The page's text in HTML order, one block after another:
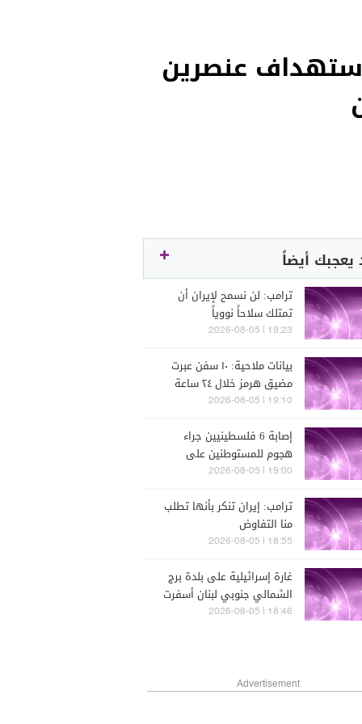
عنصرين
يعجبك أيضاً
ترامب: لن نسمح لإيران أن
تمتلك سلاحاً نووياً
19:23 | 2026-08-05
بيانات ملاحية: ١٠ سفن عبرت
مضيق هرمز خلال ٢٤ ساعة
الماضية
19:10 | 2026-08-05
إصابة 6 فلسطينيين جراء
هجوم للمستوطنين على
مسافر يطا جنوبي الخليل
19:00 | 2026-08-05
ترامب: إيران تنكر بأنها تطلب
منا التفاوض
18:55 | 2026-08-05
غارة إسرائيلية على بلدة برج
الشمالي جنوبي لبنان أسفرت
عن وقوع إصابات
18:46 | 2026-08-05
Advertisement